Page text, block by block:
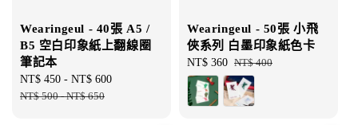
Wearingeul - 40張 A5 /
B5 空白印象紙上翻線圈
筆記本
Sale
price
NT$ 450 - NT$ 600
NT$ 500-NT$ 650
Wearingeul - 50張 小飛
俠系列 白墨印象紙色卡
Sale
price
NT$ 360 Regular
price
NT$ 400